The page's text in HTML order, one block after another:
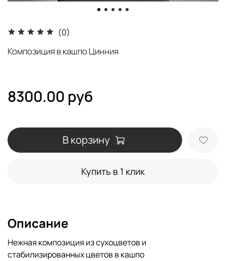
(0)
Композиция в кашпо Цинния
8300.00 руб
В корзину
Купить в 1 клик
Описание
Нежная композиция из сухоцветов и
стабилизированных цветов в кашпо